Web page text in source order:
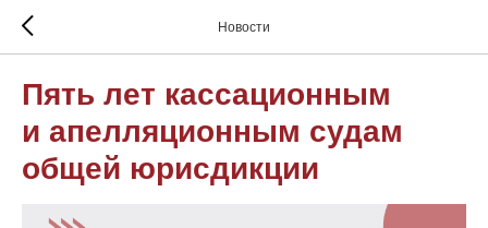
Новости
Пять лет кассационным
и апелляционным судам
общей юрисдикции